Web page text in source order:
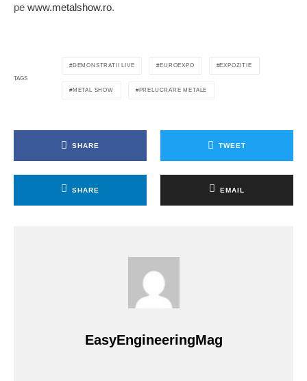
pe www.metalshow.ro.
TAGS
DEMONSTRATII LIVE EUROEXPO EXPOZITIE
METAL SHOW PRELUCRARE METALE
SHARE TWEET
SHARE EMAIL
EasyEngineeringMag